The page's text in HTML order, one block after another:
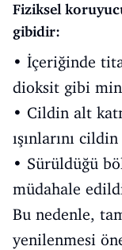
Fiziksel
gibidir:
• İçeriğinde
dioksit gibi
• Cildin alt
ışınlarını
• Sürüldüğü
müdahale
Bu nedenle,
yenilenmesi